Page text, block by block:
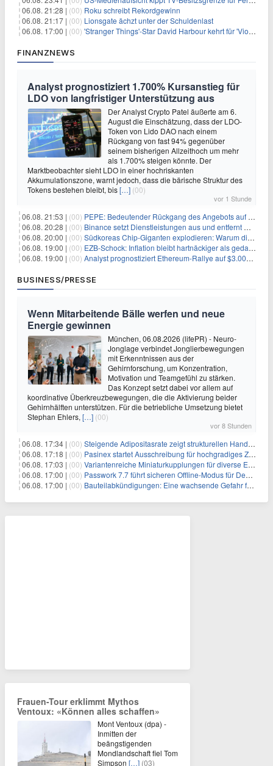
06.08. 21:28 | (00) Roku schreibt Rekordgewinn
06.08. 21:17 | (00) Lionsgate ächzt unter der Schuldenlast
06.08. 17:00 | (00) 'Stranger Things'-Star David Harbour kehrt für 'Violent Night 2' zurück – Kristen Bell stößt zur Besetzung
FINANZNEWS
Analyst prognostiziert 1.700% Kursanstieg für
LDO von langfristiger Unterstützung aus
Der Analyst Crypto Patel äußerte am 6.
August die Einschätzung, dass der LDO-
Token von Lido DAO nach einem
Rückgang von fast 94% gegenüber
seinem bisherigen Allzeithoch um mehr
als 1.700% steigen könnte. Der
Marktbeobachter sieht LDO in einer hochriskanten
Akkumulationszone, warnt jedoch, dass die bärische Struktur des
Tokens bestehen bleibt, bis[…] (00)
vor 1 Stunde
06.08. 21:53 | (00) PEPE: Bedeutender Rückgang des Angebots auf Börsen – Was kommt als Nächstes?
06.08. 20:28 | (00) Binance setzt Dienstleistungen aus und entfernt mehrere Krypto-Paare: Wer ist betroffen?
06.08. 20:00 | (00) Südkoreas Chip-Giganten explodieren: Warum dieser Rekord-Tag die KI-Branche erschüttert
06.08. 19:00 | (00) EZB-Schock: Inflation bleibt hartnäckiger als gedacht – 2027 wird zum kritischen Test
06.08. 19:00 | (00) Analyst prognostiziert Ethereum-Rallye auf $3.000 nach entscheidendem On-Chain-Ausbruch
BUSINESS/PRESSE
Wenn Mitarbeitende Bälle werfen und neue
Energie gewinnen
München, 06.08.2026 (lifePR) - Neuro-
Jonglage verbindet Jonglierbewegungen
mit Erkenntnissen aus der
Gehirnforschung, um Konzentration,
Motivation und Teamgefühl zu stärken.
Das Konzept setzt dabei vor allem auf
koordinative Überkreuzbewegungen, die die Aktivierung beider
Gehirnhälften unterstützen. Für die betriebliche Umsetzung bietet
Stephan Ehlers, […] (00)
vor 8 Stunden
06.08. 17:34 | (00) Steigende Adipositasrate zeigt strukturellen Handlungsbedarf bei der Ernährung schulpflichtiger Kinder
06.08. 17:18 | (00) Pasinex startet Ausschreibung für hochgradiges Zinksulfidkonzentrat mit Germanium- und Silbergehalten und stellt ein Betriebsupdate bereit
06.08. 17:03 | (00) Variantenreiche Miniaturkupplungen für diverse Einsatzbereiche
06.08. 17:00 | (00) Passwork 7.7 führt sicheren Offline-Modus für Desktop- und Mobile-Apps ein
06.08. 17:00 | (00) Bauteilabkündigungen: Eine wachsende Gefahr für industrielle Elektroniksysteme
Frauen-Tour erklimmt Mythos
Ventoux: «Können alles schaffen»
Mont Ventoux (dpa) -
Inmitten der
beängstigenden
Mondlandschaft fiel Tom
Simpson […] (03)